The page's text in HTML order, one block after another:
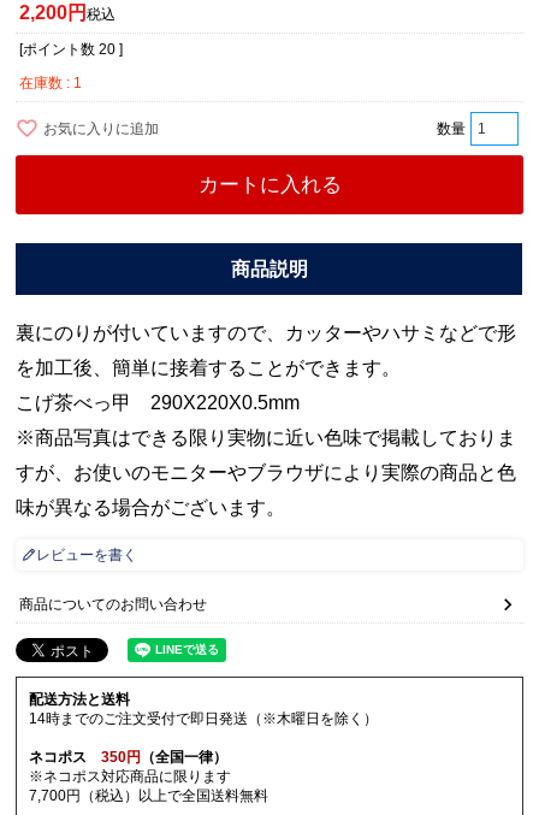
2,200 税込
[ポイント数 20 ]
在庫数
1
お気に入りに追加
カートに入れる
裏にのりが付いていますので、カッターやハサミなどで形
を加工後、簡単に接着することができます。
こげ茶べっ甲 290X220X0.5mm
※商品写真はできる限り実物に近い色味で掲載しておりま
すが、お使いのモニターやブラウザにより実際の商品と色
味が異なる場合がございます。
レビューを書く
商品についてのお問い合わせ
配送方法と送料
14時までのご注文受付で即日発送（※木曜日を除く）
ネコポス350円
（全国一律）
※ネコポス対応商品に限ります
7,700円（税込）以上で全国送料無料